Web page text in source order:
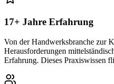
17+ Jahre Erfahrung
Von der Handwerksbranche zur
Herausforderungen
Erfahrung. Dieses Praxiswissen